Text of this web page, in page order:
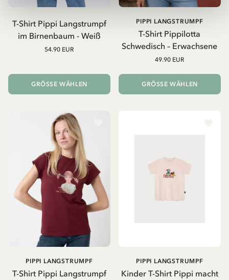
T-Shirt Pippi Langstrumpf
im Birnenbaum - Weiß
54.90 EUR
GRÖSSE WÄHLEN
T-Shirt Pippilotta
Schwedisch – Erwachsene
PIPPI LANGSTRUMPF
49.90 EUR
GRÖSSE WÄHLEN
T-Shirt Pippi Langstrumpf
PIPPI LANGSTRUMPF
Kinder T-Shirt Pippi macht
PIPPI LANGSTRUMPF